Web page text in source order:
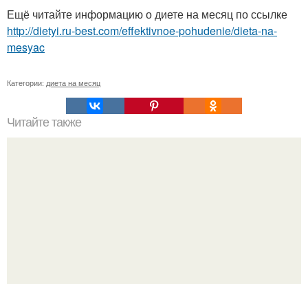
Ещё читайте информацию о диете на месяц по ссылке
http://dietyi.ru-best.com/effektivnoe-pohudenie/dieta-na-
mesyac
Категории: диета на месяц
Читайте также